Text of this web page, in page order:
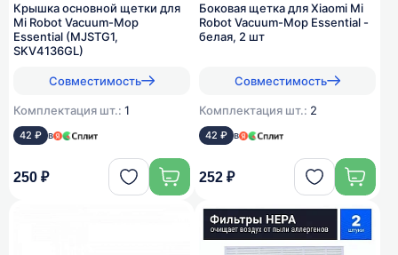
Крышка основной щетки для
Mi Robot Vacuum-Mop
Essential (MJSTG1,
SKV4136GL)
Совместимость
Комплектация шт.: 1
42 ₽ в
250 ₽
Боковая щетка для Xiaomi Mi
Robot Vacuum-Mop Essential -
белая, 2 шт
Совместимость
Комплектация шт.: 2
42 ₽ в
252 ₽